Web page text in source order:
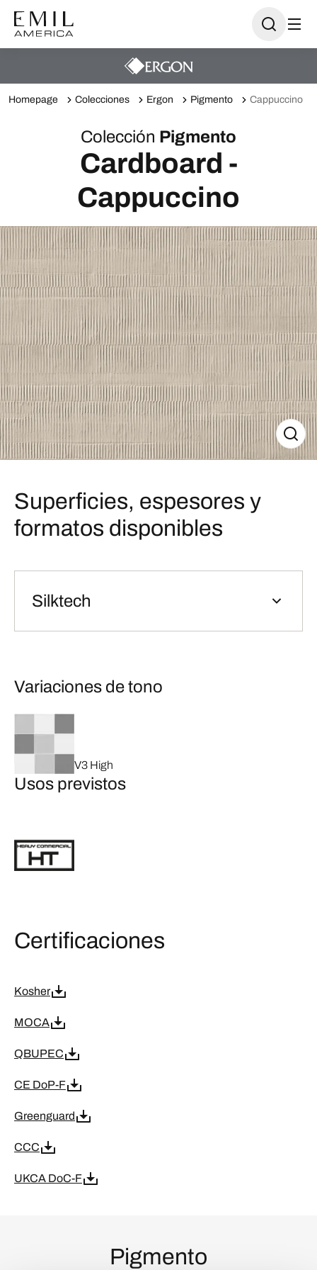
Homepage Colecciones Ergon Pigmento Cappuccino
Colección Pigmento
Cardboard -
Cappuccino
Superficies, espesores y
formatos disponibles
Silktech
Variaciones de tono
V3 High
Usos previstos
Certificaciones
Kosher
MOCA
QBUPEC
CE DoP-F
Greenguard
CCC
UKCA DoC-F
Pigmento